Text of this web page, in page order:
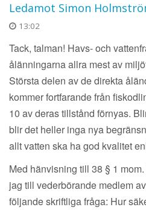
Ledamot Simon
13:02
Tack, talman! Havs- och
ålänningarna allra mest av
Största delen av de direkta
kommer fortfarande från
10 av deras tillstånd förnyas.
blir det heller inga nya
allt vatten ska ha god kvalitet
Med hänvisning till 38 § 1
jag till vederbörande medlem
följande skriftliga fråga: Hur